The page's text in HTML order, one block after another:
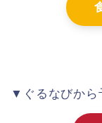
▼ぐるなびから